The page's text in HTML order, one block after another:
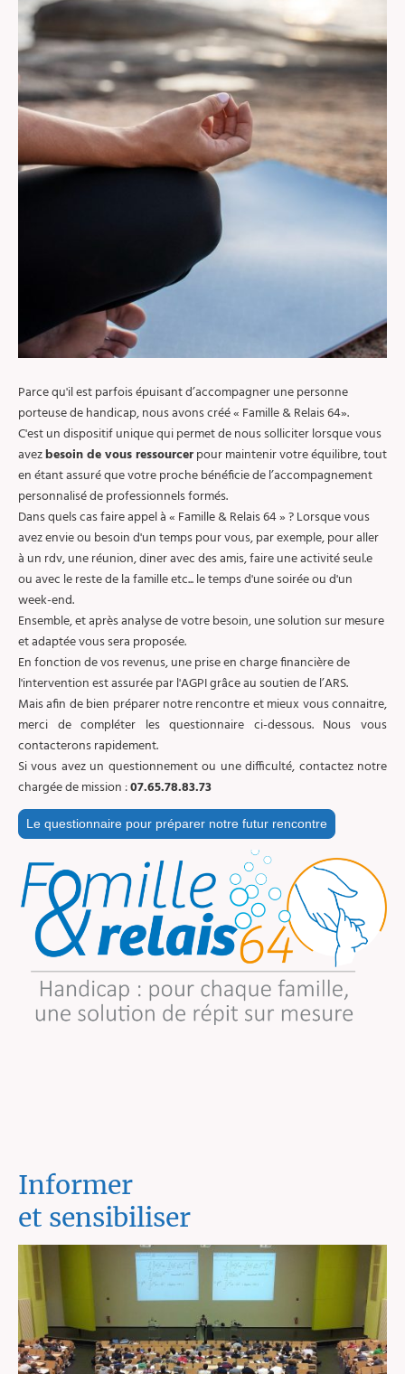
Parce qu'il est parfois épuisant d’accompagner une personne
porteuse de handicap, nous avons créé « Famille & Relais 64».
C'est un dispositif unique qui permet de nous solliciter lorsque vous
avezbesoin de vous ressourcerpour maintenir votre équilibre, tout
en étant assuré que votre proche bénéficie de l’accompagnement
personnalisé de professionnels formés.
Dans quels cas faire appel à « Famille & Relais 64 » ? Lorsque vous
avez envie ou besoin d'un temps pour vous, par exemple, pour aller
à un rdv, une réunion, diner avec des amis, faire une activité seul.e
ou avec le reste de la famille etc... le temps d'une soirée ou d'un
week-end.
Ensemble, et après analyse de votre besoin, une solution sur mesure
et adaptée vous sera proposée.
En fonction de vos revenus, une prise en charge financière de
l'intervention est assurée par l'AGPI grâce au soutien de l’ARS.
Mais afin de bien préparer notre rencontre et mieux vous connaitre,
merci de compléter les questionnaire ci-dessous. Nous vous
contacterons rapidement.
Si vous avez un questionnement ou une difficulté, contactez notre
chargée de mission :07.65.78.83.73
Le questionnaire pour préparer notre futur rencontre
Informer
et sensibiliser